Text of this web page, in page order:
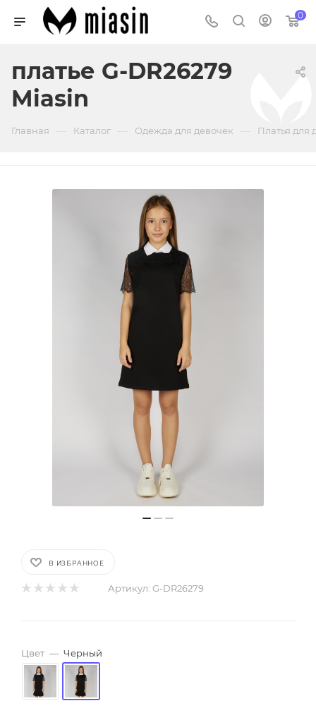
0
платье G-DR26279
Miasin
Главная Каталог Одежда для девочек Платья для
В ИЗБРАННОЕ
Артикул: G-DR26279
Цвет — Черный